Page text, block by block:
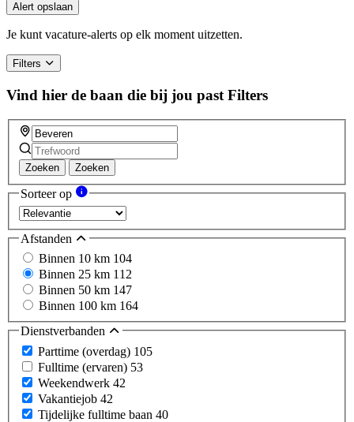
Alert opslaan
Je kunt vacature-alerts op elk moment uitzetten.
Filters
Vind hier de baan die bij jou past Filters
Zoeken Zoeken
Sorteer op
Afstanden
Binnen 10 km 104
Binnen 25 km 112
Binnen 50 km 147
Binnen 100 km 164
Dienstverbanden
Parttime (overdag) 105
Fulltime (ervaren) 53
Weekendwerk 42
Vakantiejob 42
Tijdelijke fulltime baan 40